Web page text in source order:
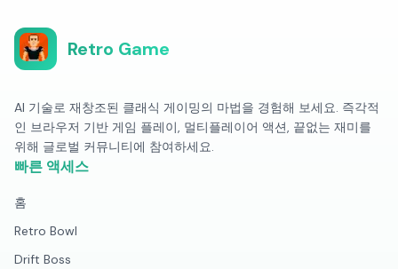
Retro Game
AI 기술로 재창조된 클래식 게이밍의 마법을 경험해 보세요. 즉각적
인 브라우저 기반 게임 플레이, 멀티플레이어 액션, 끝없는 재미를
위해 글로벌 커뮤니티에 참여하세요.
빠른 액세스
홈
Retro Bowl
Drift Boss